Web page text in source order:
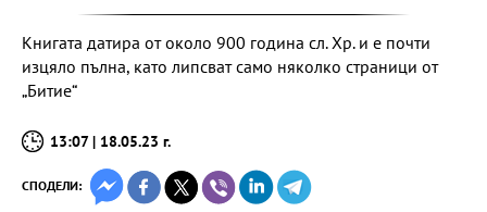
Книгата датира от около 900 година сл. Хр. и е почти
изцяло пълна, като липсват само няколко страници от
„Битие“
13:07 | 18.05.23 г.
СПОДЕЛИ: